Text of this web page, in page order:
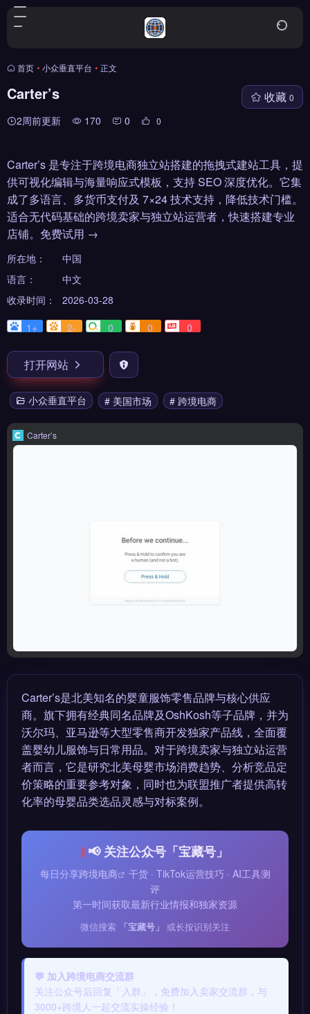
首页 • 小众垂直平台 • 正文
Carter’s
2周前更新 170 0 0
收藏 0
Carter’s 是专注于跨境电商独立站搭建的拖拽式建站工具，提
供可视化编辑与海量响应式模板，支持 SEO 深度优化。它集
成了多语言、多货币支付及 7×24 技术支持，降低技术门槛。
适合无代码基础的跨境卖家与独立站运营者，快速搭建专业
店铺。免费试用 →
所在地：
中国
语言：
中文
收录时间：
2026-03-28
1+
2- 0 0 0
打开网站
小众垂直平台 # 美国市场 # 跨境电商
Carter’s
Carter’s是北美知名的婴童服饰零售品牌与核心供应
商。旗下拥有经典同名品牌及OshKosh等子品牌，并为
沃尔玛、亚马逊等大型零售商开发独家产品线，全面覆
盖婴幼儿服饰与日常用品。对于跨境卖家与独立站运营
者而言，它是研究北美母婴市场消费趋势、分析竞品定
价策略的重要参考对象，同时也为联盟推广者提供高转
化率的母婴品类选品灵感与对标案例。
📢 关注公众号「宝藏号」
每日分享跨境电商
干货 · TikTok运营技巧 · AI工具测
评
第一时间获取最新行业情报和独家资源
微信搜索 「宝藏号」 或长按识别关注
💬 加入跨境电商交流群
关注公众号后回复「入群」，免费加入卖家交流群，与
3000+跨境人一起交流实操经验！